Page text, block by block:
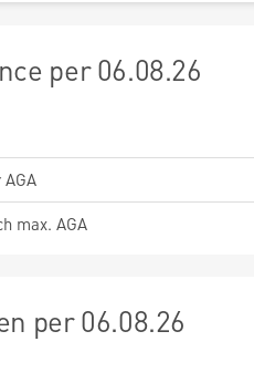
per 06.08.26
max. AGA
per 06.08.26